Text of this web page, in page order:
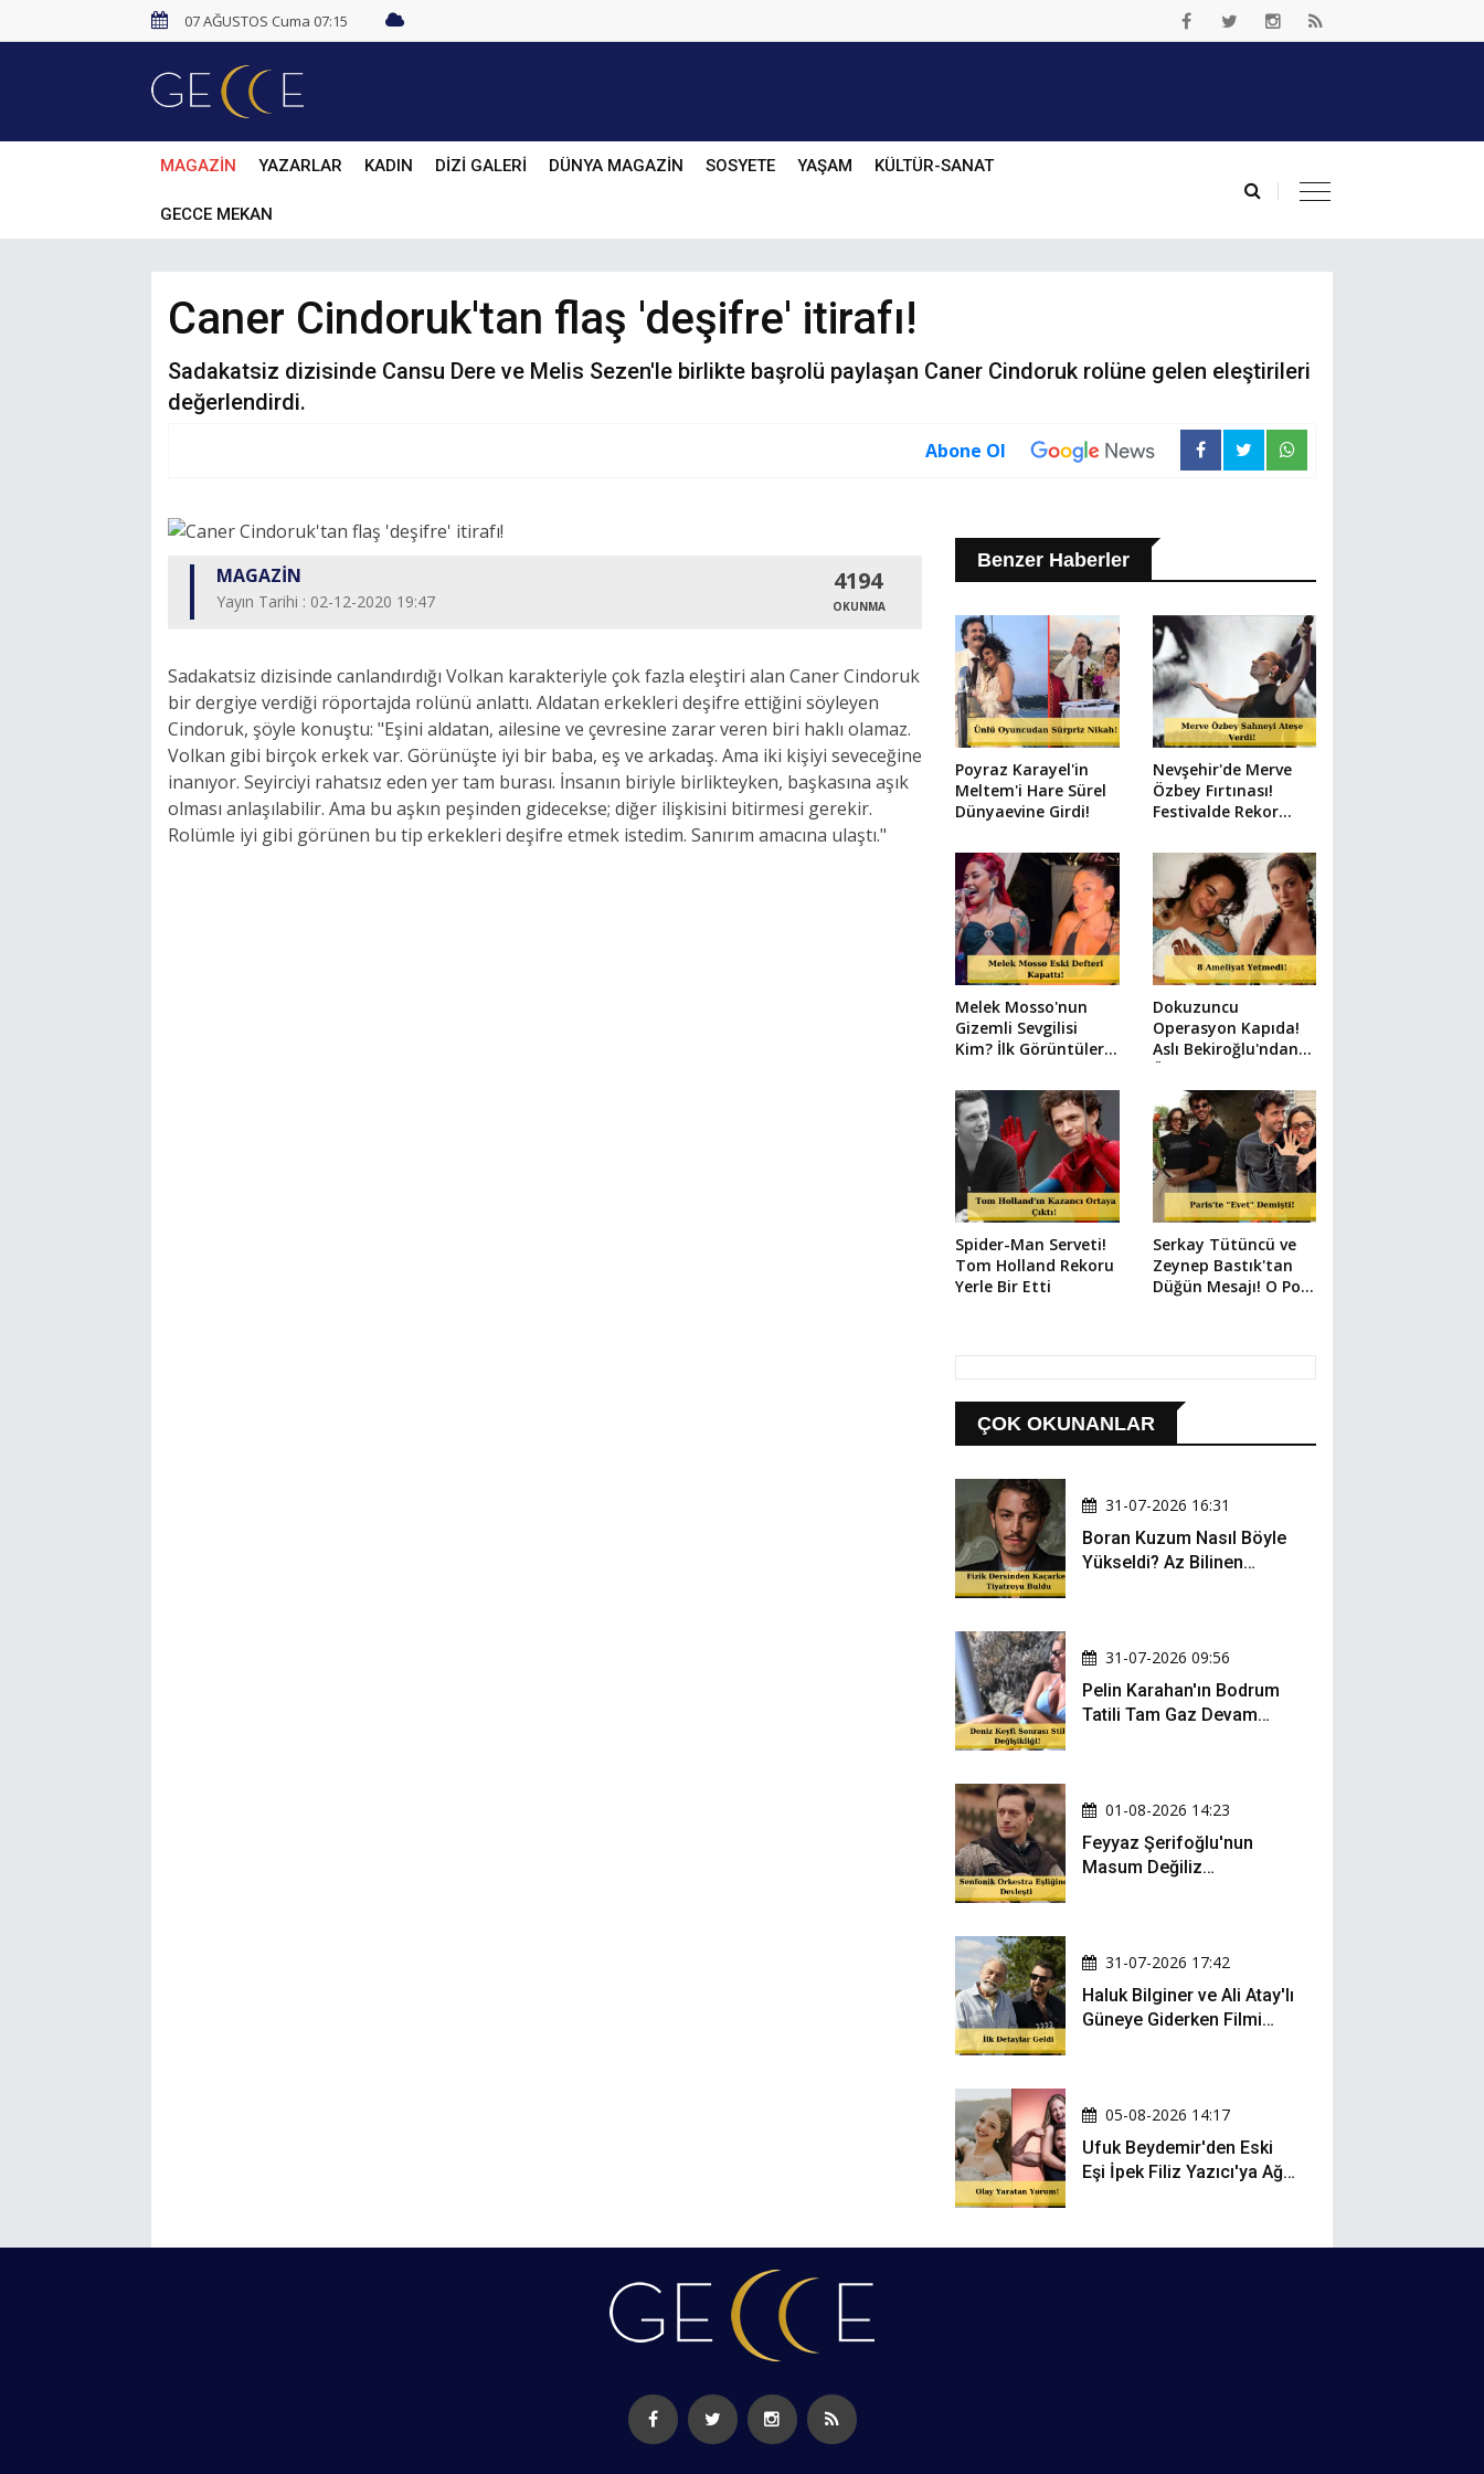
07 AĞUSTOS Cuma 07:15
MAGAZİN YAZARLAR KADIN DİZİ GALERİ DÜNYA MAGAZİN SOSYETE YAŞAM KÜLTÜR-SANAT
GECCE MEKAN
Caner Cindoruk'tan flaş 'deşifre' itirafı!
Sadakatsiz dizisinde Cansu Dere ve Melis Sezen'le birlikte başrolü paylaşan Caner Cindoruk rolüne gelen eleştirileri
değerlendirdi.
Abone Ol
MAGAZİN
Yayın Tarihi : 02-12-2020 19:47
4194
OKUNMA
Sadakatsiz dizisinde canlandırdığı Volkan karakteriyle çok fazla eleştiri alan Caner Cindoruk
bir dergiye verdiği röportajda rolünü anlattı. Aldatan erkekleri deşifre ettiğini söyleyen
Cindoruk, şöyle konuştu: "Eşini aldatan, ailesine ve çevresine zarar veren biri haklı olamaz.
Volkan gibi birçok erkek var. Görünüşte iyi bir baba, eş ve arkadaş. Ama iki kişiyi seveceğine
inanıyor. Seyirciyi rahatsız eden yer tam burası. İnsanın biriyle birlikteyken, başkasına aşık
olması anlaşılabilir. Ama bu aşkın peşinden gidecekse; diğer ilişkisini bitirmesi gerekir.
Rolümle iyi gibi görünen bu tip erkekleri deşifre etmek istedim. Sanırım amacına ulaştı."
Benzer Haberler
Poyraz Karayel'in
Meltem'i Hare Sürel
Dünyaevine Girdi!
Nevşehir'de Merve
Özbey Fırtınası!
Festivalde Rekor
Melek Mosso'nun
Gizemli Sevgilisi
Kim? İlk Görüntüler
Dokuzuncu
Operasyon Kapıda!
Aslı Bekiroğlu'ndan
Üzen Paylaşım
Spider-Man Serveti!
Tom Holland Rekoru
Yerle Bir Etti
Serkay Tütüncü ve
Zeynep Bastık'tan
Düğün Mesajı! O Poz
ÇOK OKUNANLAR
31-07-2026 16:31
Boran Kuzum Nasıl Böyle
Yükseldi? Az Bilinen
31-07-2026 09:56
Pelin Karahan'ın Bodrum
Tatili Tam Gaz Devam
01-08-2026 14:23
Feyyaz Şerifoğlu'nun
Masum Değiliz
31-07-2026 17:42
Haluk Bilginer ve Ali Atay'lı
Güneye Giderken Filmi
05-08-2026 14:17
Ufuk Beydemir'den Eski
Eşi İpek Filiz Yazıcı'ya Ağır